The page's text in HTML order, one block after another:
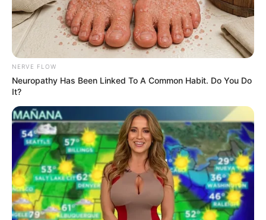
Dikutip dariSocial Bladetahun 2024, penghasilannya perhari
0,18-3 dollar atau 2 ribu-46 ribu rupiah, perbulan 5-86 dollar atau
77 ribu-1,3 juta rupiah dan pertahun 65-1 ribu dollar atau 1 juta-15
juta rupiah.
Kontroversi
–
Fakta Menarik
Pada 5 Februari 2021, Bigerton Esports secara resmi
mengumumkan jika ia tidak lagi menjadi pemain di Bigerton
Red Aliens. Hal itu dikarenakan pemulihan dari penyakit yang
dideritanya yang tidak boleh mendapatkan stres dan tekanan
yang berlebih.
NERVE FLOW
Neuropathy Has Been Linked To A Common Habit. Do You Do
It?